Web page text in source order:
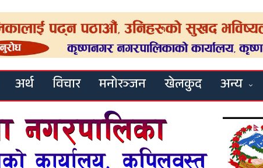
अर्थ विचार मनोरञ्जन खेलकुद अन्य